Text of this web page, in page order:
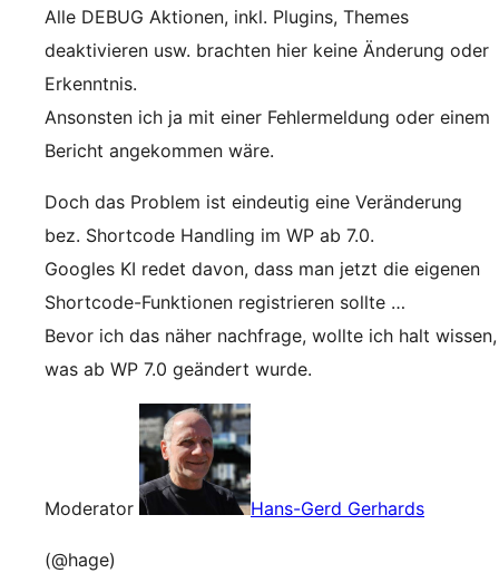
Alle DEBUG Aktionen, inkl. Plugins, Themes
deaktivieren usw. brachten hier keine Änderung oder
Erkenntnis.
Ansonsten ich ja mit einer Fehlermeldung oder einem
Bericht angekommen wäre.
Doch das Problem ist eindeutig eine Veränderung
bez. Shortcode Handling im WP ab 7.0.
Googles KI redet davon, dass man jetzt die eigenen
Shortcode-Funktionen registrieren sollte …
Bevor ich das näher nachfrage, wollte ich halt wissen,
was ab WP 7.0 geändert wurde.
Moderator Hans-Gerd Gerhards
(@hage)